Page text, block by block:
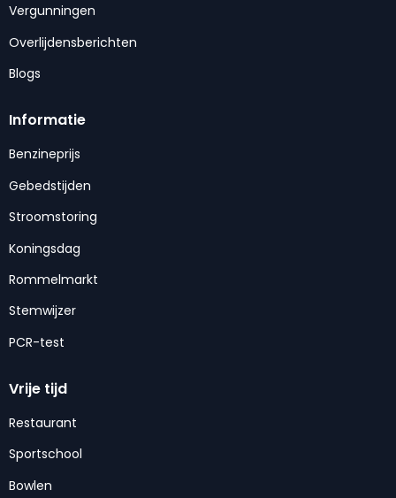
Vergunningen
Overlijdensberichten
Blogs
Informatie
Benzineprijs
Gebedstijden
Stroomstoring
Koningsdag
Rommelmarkt
Stemwijzer
PCR-test
Vrije tijd
Restaurant
Sportschool
Bowlen